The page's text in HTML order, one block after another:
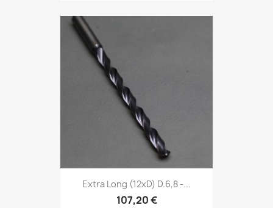
Extra Long (12xD) D.6,8 -...
107,20 €